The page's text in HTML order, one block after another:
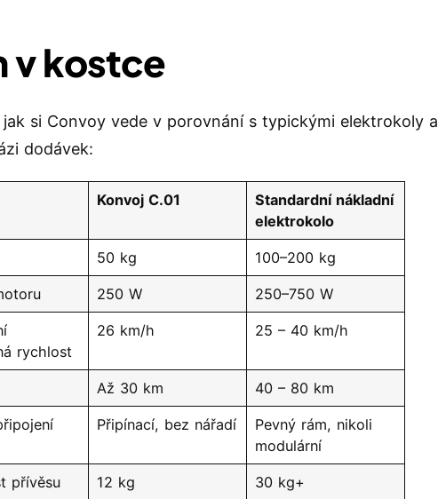
v kostce
jak si Convoy vede v porovnání s typickými elektrokoly a
dodávek:
Konvoj C.01
Standardní nákladní
elektrokolo
50 kg 100–200 kg
250 W 250–750 W
rychlost
26 km/h 25 – 40 km/h
Až 30 km 40 – 80 km
Připínací, bez nářadí
Pevný rám, nikoli
modulární
přívěsu 12 kg 30 kg+